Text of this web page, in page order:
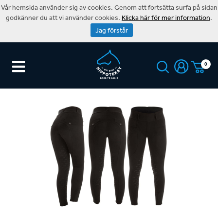
0
Vår hemsida använder sig av cookies. Genom att fortsätta surfa på sidan
godkänner du att vi använder cookies. Klicka här för mer information.
Jag förstår